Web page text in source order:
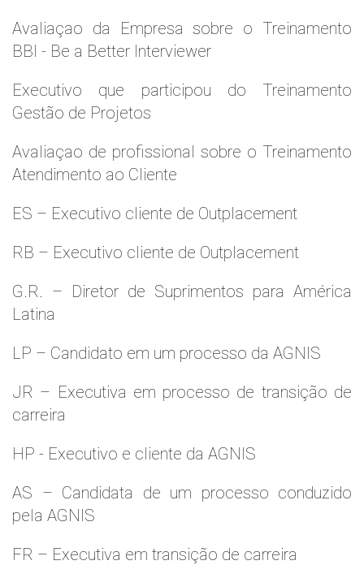
Avaliaçao da Empresa sobre o Treinamento
BBI - Be a Better Interviewer
Executivo que participou do Treinamento
Gestão de Projetos
Avaliaçao de profissional sobre o Treinamento
Atendimento ao Cliente
ES – Executivo cliente de Outplacement
RB – Executivo cliente de Outplacement
G.R. – Diretor de Suprimentos para América
Latina
LP – Candidato em um processo da AGNIS
JR – Executiva em processo de transição de
carreira
HP - Executivo e cliente da AGNIS
AS – Candidata de um processo conduzido
pela AGNIS
FR – Executiva em transição de carreira